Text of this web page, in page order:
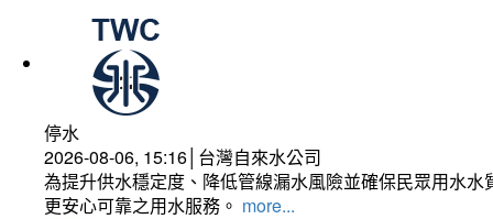
停水
2026-08-06, 15:16│台灣自來水公司
為提升供水穩定度、降低管線漏水風險並確保民眾用水
更安心可靠之用水服務。 more...